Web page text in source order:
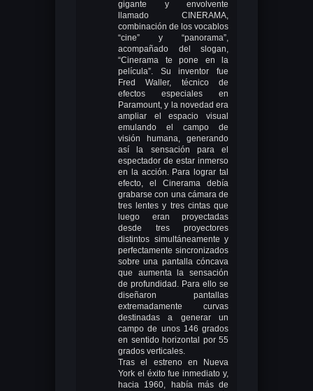
gigante y envolvente
llamado CINERAMA,
combinación de los vocablos
“cine” y “panorama”,
acompañado del slogan,
“Cinerama te pone en la
película”. Su inventor fue
Fred Waller, técnico de
efectos especiales en
Paramount, y la novedad era
ampliar el espacio visual
emulando el campo de
visión humana, generando
así la sensación para el
espectador de estar inmerso
en la acción. Para lograr tal
efecto, el Cinerama debía
grabarse con una cámara de
tres lentes y tres cintas que
luego eran proyectadas
desde tres proyectores
distintos simultáneamente y
perfectamente sincronizados
sobre una pantalla cóncava
que aumenta la sensación
de profundidad. Para ello se
diseñaron pantallas
extremadamente curvas
destinadas a generar un
campo de unos 146 grados
en sentido horizontal por 55
grados verticales.
Tras el estreno en Nueva
York el éxito fue inmediato y,
hacia 1960, había más de